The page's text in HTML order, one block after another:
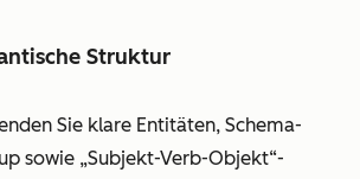
Struktur
Sie klare Entitäten, Schema-
sowie „Subjekt-Verb-Objekt“-